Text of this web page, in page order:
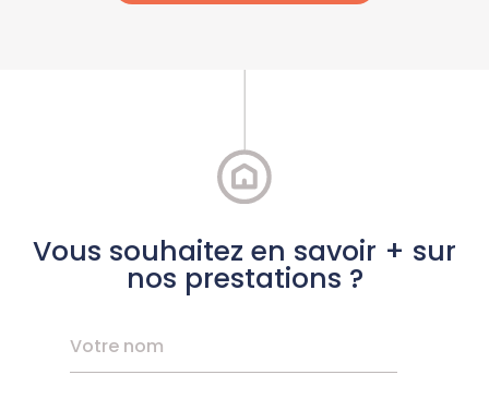
Vous souhaitez en savoir + sur
nos prestations ?